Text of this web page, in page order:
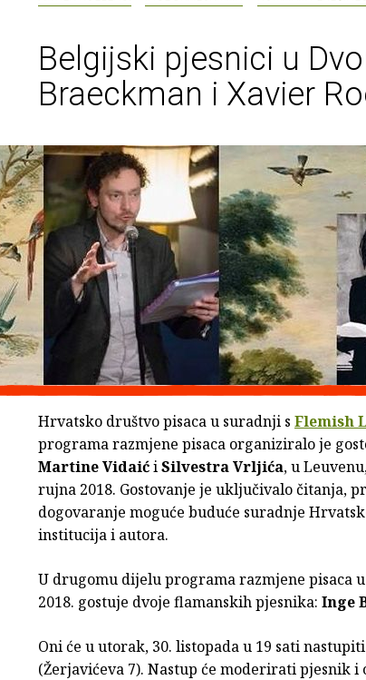
Belgijski pjesnici u
Braeckman i Xavier
Hrvatsko društvo pisaca u suradnji s Flemish
programa razmjene pisaca organiziralo je
Martine VidaićiSilvestra Vrljića, u
rujna 2018. Gostovanje je uključivalo čitanja,
dogovaranje moguće buduće suradnje
institucija i autora.
U drugomu dijelu programa razmjene pisaca
2018. gostuje dvoje flamanskih pjesnika: Inge
Oni će u utorak, 30. listopada u 19 sati
(Žerjavićeva 7). Nastup će moderirati pjesnik